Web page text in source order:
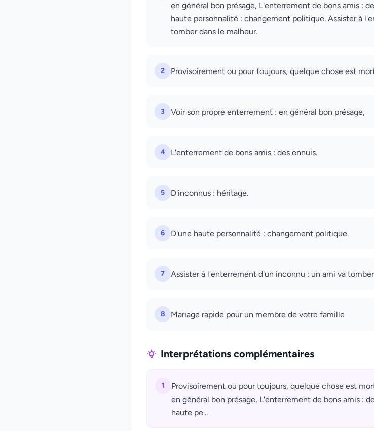
en général bon présage, L'enterrement de bons amis :
haute personnalité : changement politique. Assister à
tomber dans le malheur.
2 Provisoirement ou pour toujours, quelque chose est
3 Voir son propre enterrement : en général bon présage,
4 L'enterrement de bons amis : des ennuis.
5 D'inconnus : héritage.
6 D'une haute personnalité : changement politique.
7 Assister à l'enterrement d'un inconnu : un ami va
8 Mariage rapide pour un membre de votre famille
Interprétations complémentaires
1
Provisoirement ou pour toujours, quelque chose est
en général bon présage, L'enterrement de bons amis :
haute pe...